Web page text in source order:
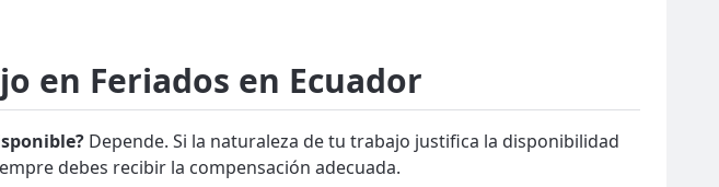
en Feriados en Ecuador
Depende. Si la naturaleza de tu trabajo justifica la disponibilidad
debes recibir la compensación adecuada.